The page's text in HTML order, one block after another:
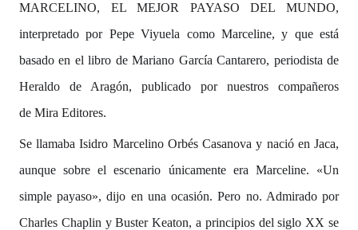
MARCELINO, EL MEJOR PAYASO DEL MUNDO,
interpretado por Pepe Viyuela como Marceline, y que está
basado en el libro de Mariano García Cantarero, periodista de
Heraldo de Aragón, publicado por nuestros compañeros
de Mira Editores.
Se llamaba Isidro Marcelino Orbés Casanova y nació en Jaca,
aunque sobre el escenario únicamente era Marceline. «Un
simple payaso», dijo en una ocasión. Pero no. Admirado por
Charles Chaplin y Buster Keaton, a principios del siglo XX se